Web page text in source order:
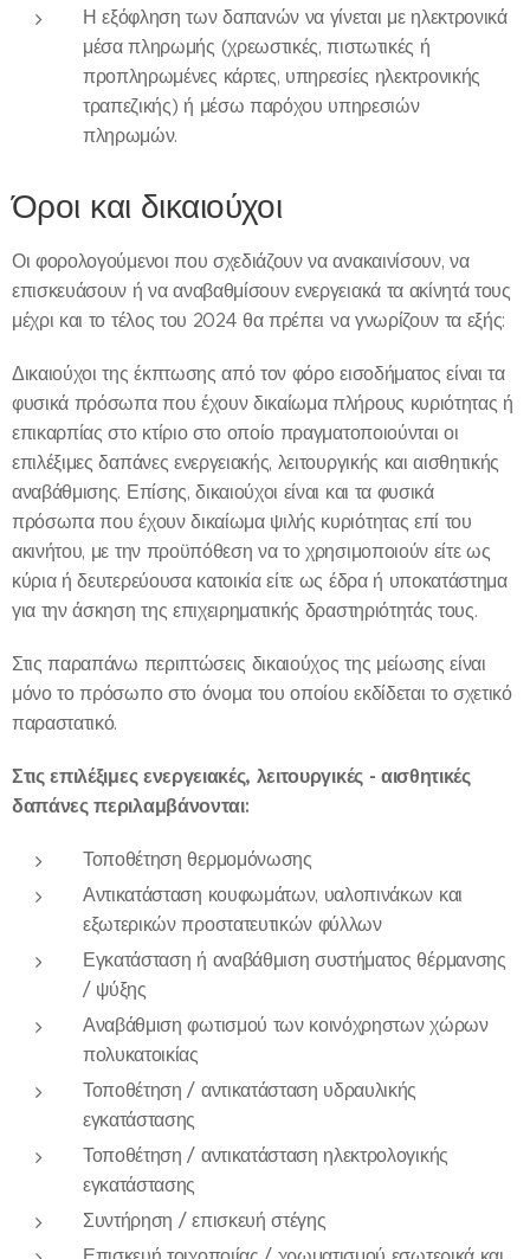
Η εξόφληση των δαπανών να γίνεται με ηλεκτρονικά
μέσα πληρωμής (χρεωστικές, πιστωτικές ή
προπληρωμένες κάρτες, υπηρεσίες ηλεκτρονικής
τραπεζικής) ή μέσω παρόχου υπηρεσιών
πληρωμών.
Όροι και δικαιούχοι
Οι φορολογούμενοι που σχεδιάζουν να ανακαινίσουν, να
επισκευάσουν ή να αναβαθμίσουν ενεργειακά τα ακίνητά τους
μέχρι και το τέλος του 2024 θα πρέπει να γνωρίζουν τα εξής:
Δικαιούχοι της έκπτωσης από τον φόρο εισοδήματος είναι τα
φυσικά πρόσωπα που έχουν δικαίωμα πλήρους κυριότητας ή
επικαρπίας στο κτίριο στο οποίο πραγματοποιούνται οι
επιλέξιμες δαπάνες ενεργειακής, λειτουργικής και αισθητικής
αναβάθμισης. Επίσης, δικαιούχοι είναι και τα φυσικά
πρόσωπα που έχουν δικαίωμα ψιλής κυριότητας επί του
ακινήτου, με την προϋπόθεση να το χρησιμοποιούν είτε ως
κύρια ή δευτερεύουσα κατοικία είτε ως έδρα ή υποκατάστημα
για την άσκηση της επιχειρηματικής δραστηριότητάς τους.
Στις παραπάνω περιπτώσεις δικαιούχος της μείωσης είναι
μόνο το πρόσωπο στο όνομα του οποίου εκδίδεται το σχετικό
παραστατικό.
Στις επιλέξιμες ενεργειακές, λειτουργικές - αισθητικές
δαπάνες περιλαμβάνονται:
Τοποθέτηση θερμομόνωσης
Αντικατάσταση κουφωμάτων, υαλοπινάκων και
εξωτερικών προστατευτικών φύλλων
Εγκατάσταση ή αναβάθμιση συστήματος θέρμανσης
/ ψύξης
Αναβάθμιση φωτισμού των κοινόχρηστων χώρων
πολυκατοικίας
Τοποθέτηση / αντικατάσταση υδραυλικής
εγκατάστασης
Τοποθέτηση / αντικατάσταση ηλεκτρολογικής
εγκατάστασης
Συντήρηση / επισκευή στέγης